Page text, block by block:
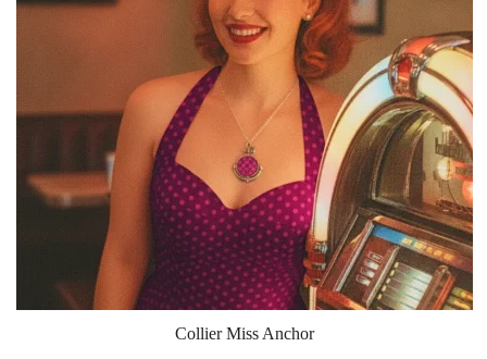
VOIR LE PRODUIT
Collier Miss Anchor